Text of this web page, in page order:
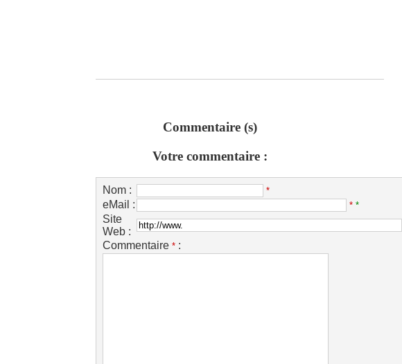
Commentaire (s)
Votre commentaire :
Nom : *
eMail : * *
Site
Web :
Commentaire * :